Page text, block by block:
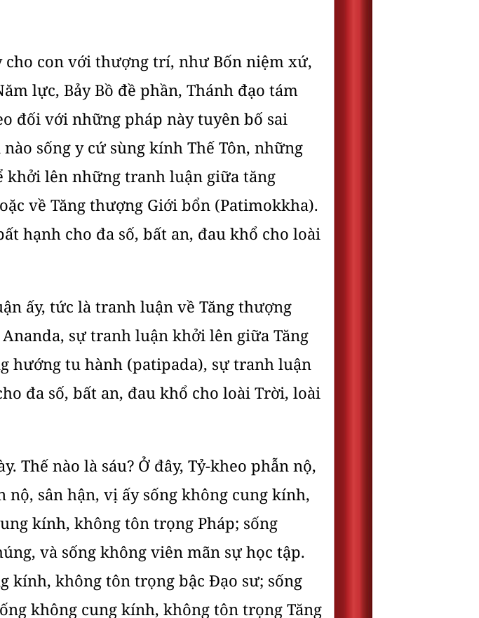
cho con với thượng trí, như Bốn niệm xứ,
lực, Bảy Bồ đề phần, Thánh đạo tám
đối với những pháp này tuyên bố sai
sống y cứ sùng kính Thế Tôn, những
khởi lên những tranh luận giữa tăng
về Tăng thượng Giới bổn (Patimokkha).
hạnh cho đa số, bất an, đau khổ cho loài
ấy, tức là tranh luận về Tăng thượng
sự tranh luận khởi lên giữa Tăng
hướng tu hành (patipada), sự tranh luận
đa số, bất an, đau khổ cho loài Trời, loài
Thế nào là sáu? Ở đây, Tỷ-kheo phẫn nộ,
nộ, sân hận, vị ấy sống không cung kính,
kính, không tôn trọng Pháp; sống
và sống không viên mãn sự học tập.
kính, không tôn trọng bậc Ðạo sư; sống
không cung kính, không tôn trọng Tăng